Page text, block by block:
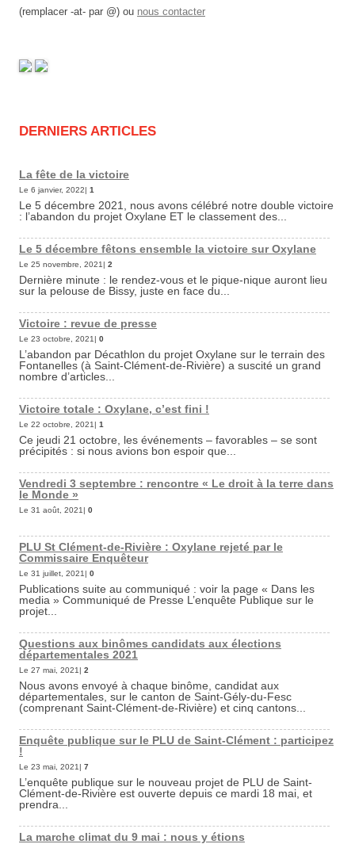
(remplacer -at- par @) ou nous contacter
DERNIERS ARTICLES
La fête de la victoire
Le 6 janvier, 2022| 1
Le 5 décembre 2021, nous avons célébré notre double victoire
: l’abandon du projet Oxylane ET le classement des...
Le 5 décembre fêtons ensemble la victoire sur Oxylane
Le 25 novembre, 2021| 2
Dernière minute : le rendez-vous et le pique-nique auront lieu
sur la pelouse de Bissy, juste en face du...
Victoire : revue de presse
Le 23 octobre, 2021| 0
L’abandon par Décathlon du projet Oxylane sur le terrain des
Fontanelles (à Saint-Clément-de-Rivière) a suscité un grand
nombre d’articles...
Victoire totale : Oxylane, c’est fini !
Le 22 octobre, 2021| 1
Ce jeudi 21 octobre, les événements – favorables – se sont
précipités : si nous avions bon espoir que...
Vendredi 3 septembre : rencontre « Le droit à la terre dans
le Monde »
Le 31 août, 2021| 0
PLU St Clément-de-Rivière : Oxylane rejeté par le
Commissaire Enquêteur
Le 31 juillet, 2021| 0
Publications suite au communiqué : voir la page « Dans les
media » Communiqué de Presse L’enquête Publique sur le
projet...
Questions aux binômes candidats aux élections
départementales 2021
Le 27 mai, 2021| 2
Nous avons envoyé à chaque binôme, candidat aux
départementales, sur le canton de Saint-Gély-du-Fesc
(comprenant Saint-Clément-de-Rivière) et cinq cantons...
Enquête publique sur le PLU de Saint-Clément : participez
!
Le 23 mai, 2021| 7
L’enquête publique sur le nouveau projet de PLU de Saint-
Clément-de-Rivière est ouverte depuis ce mardi 18 mai, et
prendra...
La marche climat du 9 mai : nous y étions